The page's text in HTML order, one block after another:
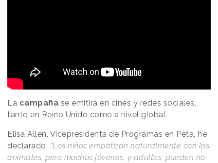
La campaña se emitirá en cines y redes sociales,
tanto en Reino Unido como a nivel global.
Elisa Allen, Vicepresidenta de Programas en Peta, he
declarado: “Los niños empatizan naturalmente con los
animales, pero muchos jóvenes, y adultos, pueden no